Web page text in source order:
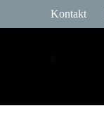
Kontakt